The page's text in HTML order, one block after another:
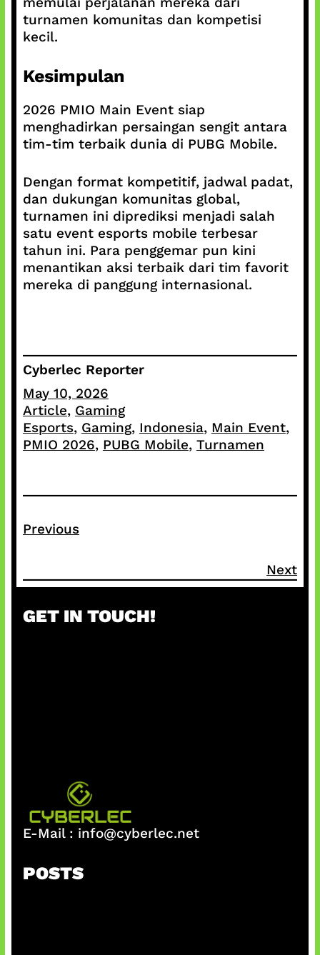
turnamen komunitas dan kompetisi
kecil.
Kesimpulan
2026 PMIO Main Event siap
menghadirkan persaingan sengit antara
tim-tim terbaik dunia di PUBG Mobile.
Dengan format kompetitif, jadwal padat,
dan dukungan komunitas global,
turnamen ini diprediksi menjadi salah
satu event esports mobile terbesar
tahun ini. Para penggemar pun kini
menantikan aksi terbaik dari tim favorit
mereka di panggung internasional.
Cyberlec Reporter
May 10, 2026
Article, Gaming
Esports, Gaming, Indonesia, Main Event ,
PMIO 2026, PUBG Mobile, Turnamen
Previous
Next
GET IN TOUCH!
E-Mail : info@cyberlec.net
POSTS